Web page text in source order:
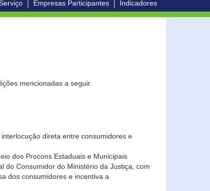
Empresas Participantes Indicadores
mencionadas a seguir.
direta entre consumidores e
dos Procons Estaduais e Municipais
do Consumidor do Ministério da Justiça, com
dos consumidores e incentiva a